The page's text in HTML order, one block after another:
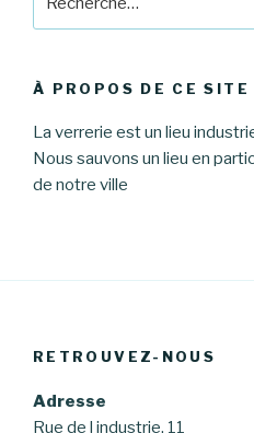
À PROPOS DE CE SITE
La verrerie est un lieu
Nous sauvons un lieu en
de notre ville
RETROUVEZ-NOUS
Adresse
Rue de l industrie, 11